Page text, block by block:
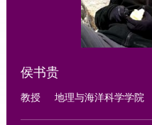
侯书贵
教授 地理与海洋科学学院